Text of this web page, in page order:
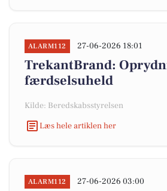
ALARM112 27-06-2026 18:01
TrekantBrand:
færdselsuheld
Kilde: Beredskabsstyrelsen
Læs hele artiklen her
ALARM112 27-06-2026 03:00